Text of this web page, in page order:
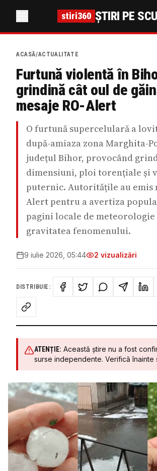
stiri360 ȘTIRI PE
ACASĂ/ACTUALITATE
Furtună violentă în
grindină cât oul de
mesaje RO-Alert
O furtună supercelulară a
după-amiaza zona Marghita-
județul Bihor, provocând
dimensiuni, ploi torențiale și
puternic. Autoritățile au emis
Alert pentru a avertiza
pagini locale de meteorologie
gravitatea fenomenului.
9 iulie 2026, 05:44 2 vizualizări
DISTRIBUIE:
ATENȚIE: Această știre nu a fost
surse independente. Verifică înainte